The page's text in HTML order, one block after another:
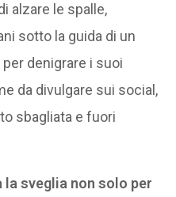
alzare le spalle,
sotto la guida di un
denigrare i suoi
da divulgare sui social,
sbagliata e fuori
la sveglia non solo per